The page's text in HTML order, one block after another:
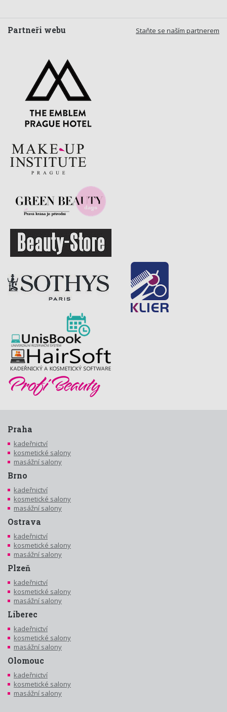
Staňte se naším partnerem
Partneři webu
Praha
kadeřnictví
kosmetické salony
masážní salony
Brno
kadeřnictví
kosmetické salony
masážní salony
Ostrava
kadeřnictví
kosmetické salony
masážní salony
Plzeň
kadeřnictví
kosmetické salony
masážní salony
Liberec
kadeřnictví
kosmetické salony
masážní salony
Olomouc
kadeřnictví
kosmetické salony
masážní salony